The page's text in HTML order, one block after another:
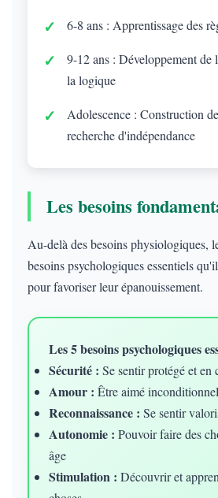
6-8 ans : Apprentissage des
9-12 ans : Développement de
la logique
Adolescence : Construction
recherche d'indépendance
Les besoins
Au-delà des besoins physiologiques,
besoins psychologiques essentiels
pour favoriser leur épanouissement.
Les 5 besoins psychologiques
Sécurité : Se sentir protégé et en
Amour : Être aimé
Reconnaissance : Se sentir
Autonomie : Pouvoir faire des
âge
Stimulation : Découvrir et